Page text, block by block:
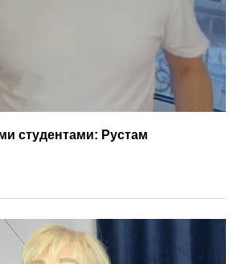
студентами: Рустам